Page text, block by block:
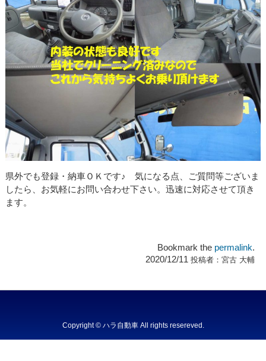
県外でも登録・納車ＯＫです♪ 気になる点、ご質問等ございま
したら、お気軽にお問い合わせ下さい。迅速に対応させて頂き
ます。
Bookmark the permalink.
2020/12/11 投稿者：宮古 大輔
Copyright © ハラ自動車 All rights resereved.Powered by DJCOM Inc.